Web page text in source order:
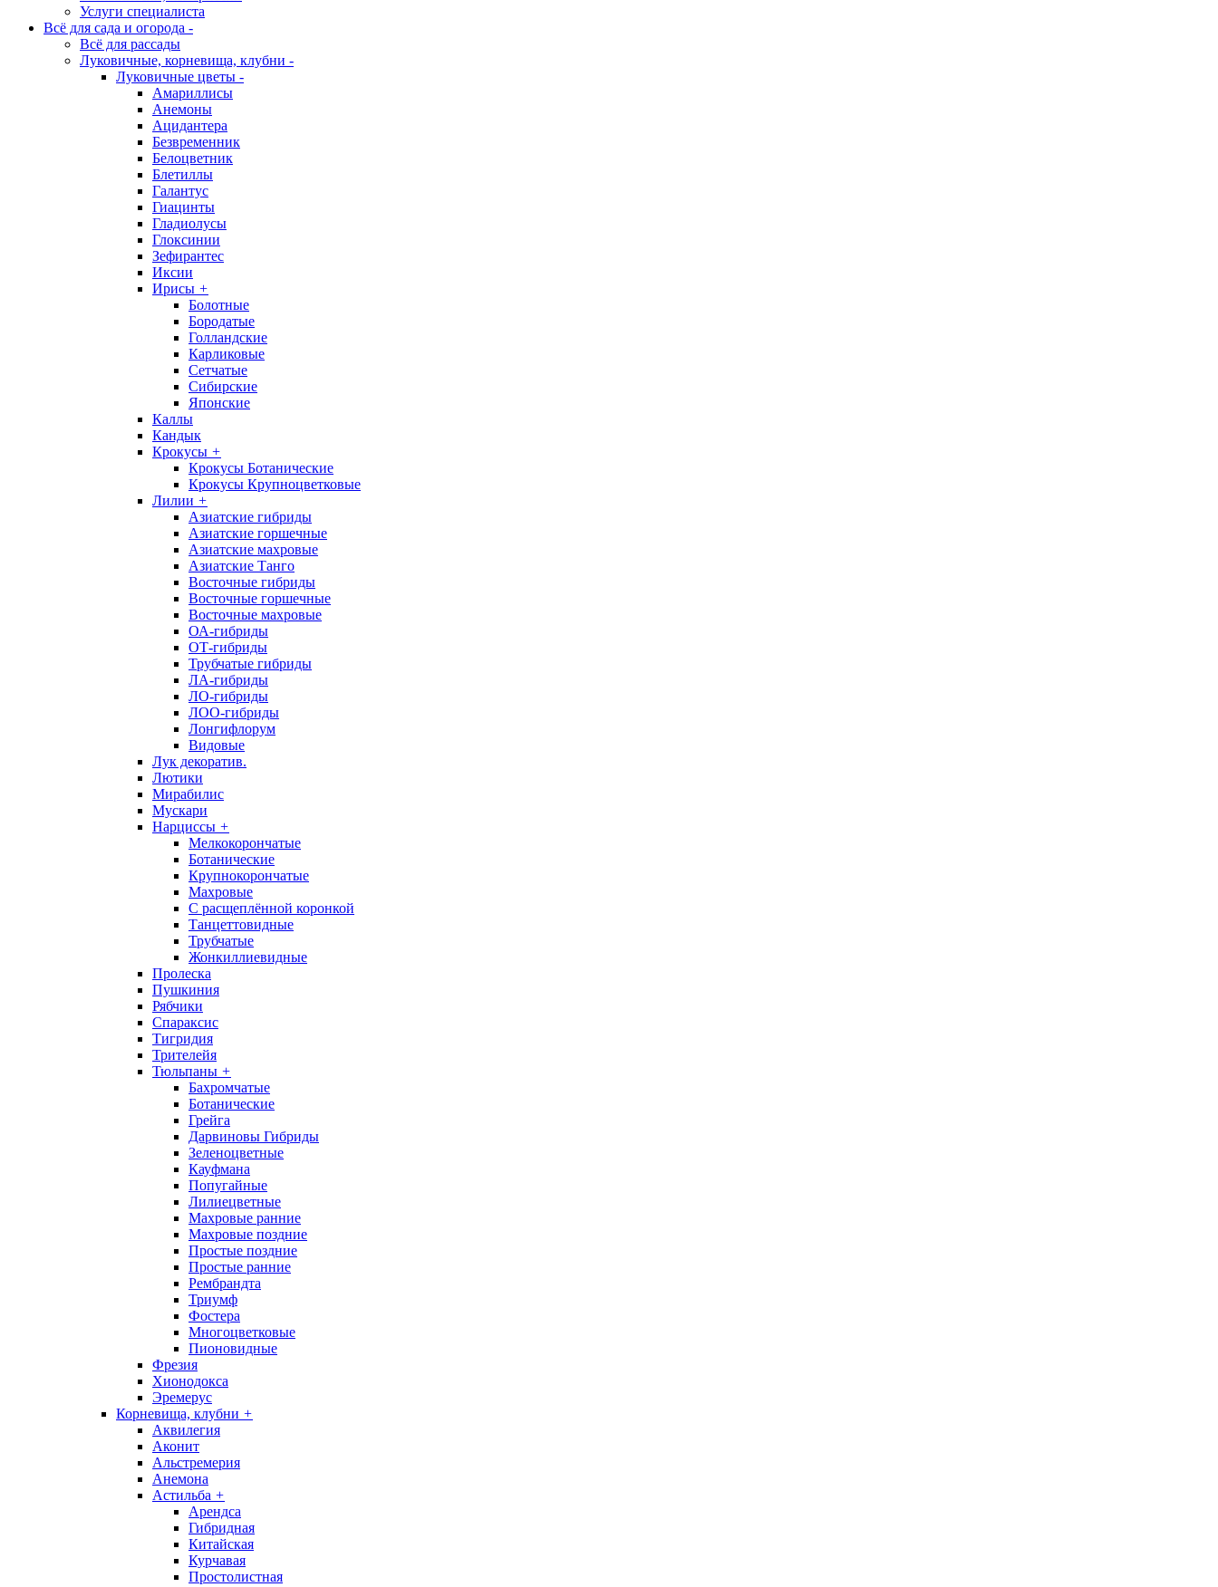
Услуги специалиста
Всё для сада и огорода -
Всё для рассады
Луковичные, корневища, клубни -
Луковичные цветы -
Амариллисы
Анемоны
Ацидантера
Безвременник
Белоцветник
Блетиллы
Галантус
Гиацинты
Гладиолусы
Глоксинии
Зефирантес
Иксии
Ирисы +
Болотные
Бородатые
Голландские
Карликовые
Сетчатые
Сибирские
Японские
Каллы
Кандык
Крокусы +
Крокусы Ботанические
Крокусы Крупноцветковые
Лилии +
Азиатские гибриды
Азиатские горшечные
Азиатские махровые
Азиатские Танго
Восточные гибриды
Восточные горшечные
Восточные махровые
ОА-гибриды
ОТ-гибриды
Трубчатые гибриды
ЛА-гибриды
ЛО-гибриды
ЛОО-гибриды
Лонгифлорум
Видовые
Лук декоратив.
Лютики
Мирабилис
Мускари
Нарциссы +
Мелкокорончатые
Ботанические
Крупнокорончатые
Махровые
С раcщеплённой коронкой
Танцеттовидные
Трубчатые
Жонкиллиевидные
Пролеска
Пушкиния
Рябчики
Спараксис
Тигридия
Трителейя
Тюльпаны +
Бахромчатые
Ботанические
Грейга
Дарвиновы Гибриды
Зеленоцветные
Кауфмана
Попугайные
Лилиецветные
Махровые ранние
Махровые поздние
Простые поздние
Простые ранние
Рембрандта
Триумф
Фостера
Многоцветковые
Пионовидные
Фрезия
Хионодокса
Эремерус
Корневища, клубни +
Аквилегия
Аконит
Альстремерия
Анемона
Астильба +
Арендса
Гибридная
Китайская
Курчавая
Простолистная